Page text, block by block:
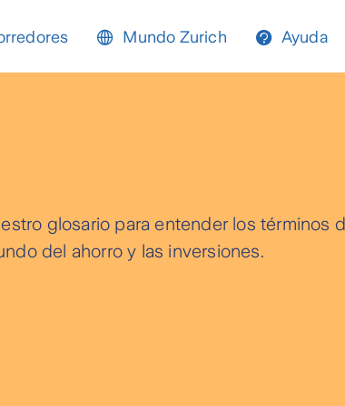
Mundo Zurich Ayuda
que necesitas y respuestas a tus
asesoría contáctate con nosotros a